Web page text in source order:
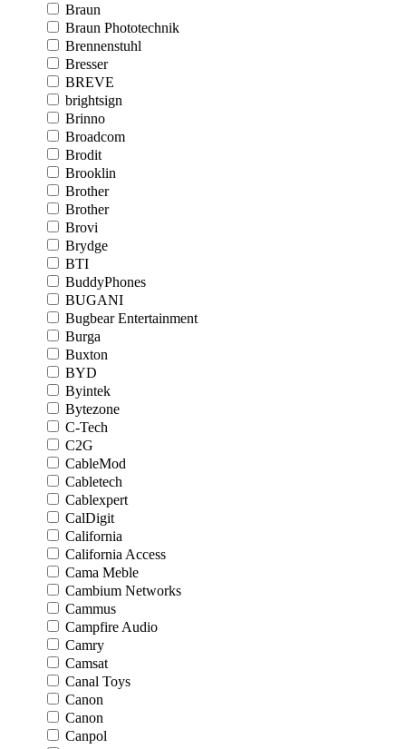
Braun
Braun Phototechnik
Brennenstuhl
Bresser
BREVE
brightsign
Brinno
Broadcom
Brodit
Brooklin
Brother
Brother
Brovi
Brydge
BTI
BuddyPhones
BUGANI
Bugbear Entertainment
Burga
Buxton
BYD
Byintek
Bytezone
C-Tech
C2G
CableMod
Cabletech
Cablexpert
CalDigit
California
California Access
Cama Meble
Cambium Networks
Cammus
Campfire Audio
Camry
Camsat
Canal Toys
Canon
Canon
Canpol